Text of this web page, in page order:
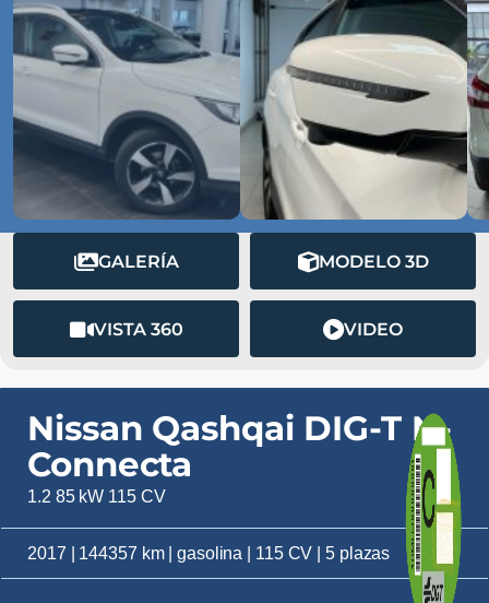
GALERÍA MODELO 3D
VISTA 360 VIDEO
Nissan Qashqai DIG-T N-
Connecta
1.2 85 kW 115 CV
2017 | 144357 km | gasolina | 115 CV | 5 plazas